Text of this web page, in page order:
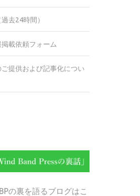
去24時間）
載依頼フォーム
提供および記事化につい
の裏を語るブログはこ